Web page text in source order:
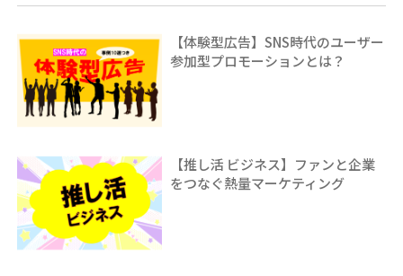
【体験型広告】SNS時代のユーザー
参加型プロモーションとは？
【推し活 ビジネス】ファンと企業
をつなぐ熱量マーケティング